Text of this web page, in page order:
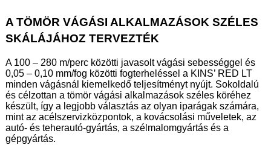
A TÖMÖR VÁGÁSI ALKALMAZÁSOK SZÉLES
SKÁLÁJÁHOZ TERVEZTÉK
A 100 – 280 m/perc közötti javasolt vágási sebességgel és
0,05 – 0,10 mm/fog közötti fogterheléssel a KINS’ RED LT
minden vágásnál kiemelkedő teljesítményt nyújt. Sokoldalú
és célzottan a tömör vágási alkalmazások széles köréhez
készült, így a legjobb választás az olyan iparágak számára,
mint az acélszervizközpontok, a kovácsolási műveletek, az
autó- és teherautó-gyártás, a szélmalomgyártás és a
gépgyártás.